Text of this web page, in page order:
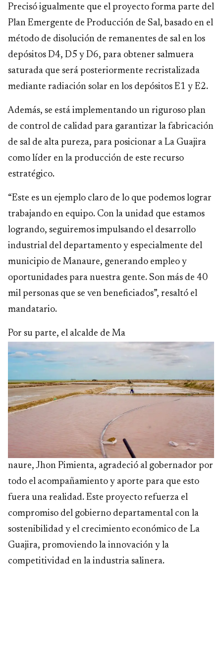
Precisó igualmente que el proyecto forma parte del
Plan Emergente de Producción de Sal, basado en el
método de disolución de remanentes de sal en los
depósitos D4, D5 y D6, para obtener salmuera
saturada que será posteriormente recristalizada
mediante radiación solar en los depósitos E1 y E2.
Además, se está implementando un riguroso plan
de control de calidad para garantizar la fabricación
de sal de alta pureza, para posicionar a La Guajira
como líder en la producción de este recurso
estratégico.
“Este es un ejemplo claro de lo que podemos lograr
trabajando en equipo. Con la unidad que estamos
logrando, seguiremos impulsando el desarrollo
industrial del departamento y especialmente del
municipio de Manaure, generando empleo y
oportunidades para nuestra gente. Son más de 40
mil personas que se ven beneficiados”, resaltó el
mandatario.
Por su parte, el alcalde de Ma
naure, Jhon Pimienta, agradeció al gobernador por
todo el acompañamiento y aporte para que esto
fuera una realidad. Este proyecto refuerza el
compromiso del gobierno departamental con la
sostenibilidad y el crecimiento económico de La
Guajira, promoviendo la innovación y la
competitividad en la industria salinera.